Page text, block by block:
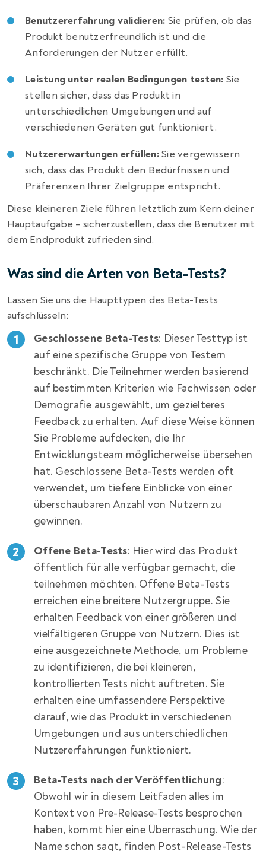
Benutzererfahrung validieren: Sie prüfen, ob das
Produkt benutzerfreundlich ist und die
Anforderungen der Nutzer erfüllt.
Leistung unter realen Bedingungen testen: Sie
stellen sicher, dass das Produkt in
unterschiedlichen Umgebungen und auf
verschiedenen Geräten gut funktioniert.
Nutzererwartungen erfüllen:Sie vergewissern
sich, dass das Produkt den Bedürfnissen und
Präferenzen Ihrer Zielgruppe entspricht.
Diese kleineren Ziele führen letztlich zum Kern deiner
Hauptaufgabe – sicherzustellen, dass die Benutzer mit
dem Endprodukt zufrieden sind.
Was sind die Arten von Beta-Tests?
Lassen Sie uns die Haupttypen des Beta-Tests
aufschlüsseln:
Geschlossene Beta-Tests: Dieser Testtyp ist
auf eine spezifische Gruppe von Testern
beschränkt. Die Teilnehmer werden basierend
auf bestimmten Kriterien wie Fachwissen oder
Demografie ausgewählt, um gezielteres
Feedback zu erhalten. Auf diese Weise können
Sie Probleme aufdecken, die Ihr
Entwicklungsteam möglicherweise übersehen
hat. Geschlossene Beta-Tests werden oft
verwendet, um tiefere Einblicke von einer
überschaubaren Anzahl von Nutzern zu
gewinnen.
Offene Beta-Tests: Hier wird das Produkt
öffentlich für alle verfügbar gemacht, die
teilnehmen möchten. Offene Beta-Tests
erreichen eine breitere Nutzergruppe. Sie
erhalten Feedback von einer größeren und
vielfältigeren Gruppe von Nutzern. Dies ist
eine ausgezeichnete Methode, um Probleme
zu identifizieren, die bei kleineren,
kontrollierten Tests nicht auftreten. Sie
erhalten eine umfassendere Perspektive
darauf, wie das Produkt in verschiedenen
Umgebungen und aus unterschiedlichen
Nutzererfahrungen funktioniert.
Beta-Tests nach der Veröffentlichung:
Obwohl wir in diesem Leitfaden alles im
Kontext von Pre-Release-Tests besprochen
haben, kommt hier eine Überraschung. Wie der
Name schon sagt, finden Post-Release-Tests